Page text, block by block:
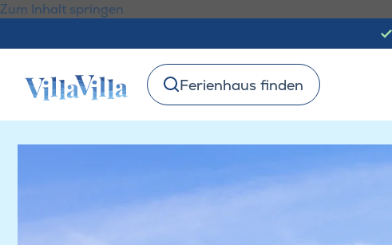
Zum Inhalt springen
Ferienhaus finden